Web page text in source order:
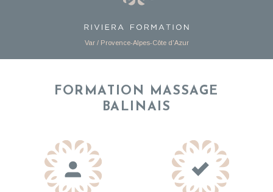
Var / Provence-Alpes-Côte d'Azur
FORMATION MASSAGE
BALINAIS